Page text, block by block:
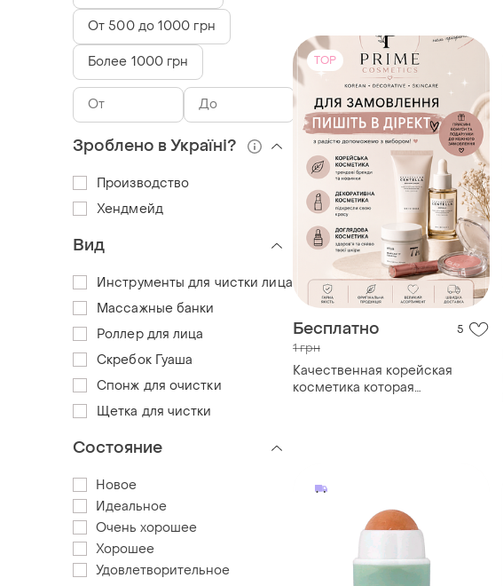
TOP
Бесплатно 5
1 грн
Качественная корейская
косметика которая
От 500 до 1000 грн
Более 1000 грн
Зроблено в Україні?
Производство
Хендмейд
Вид
Инструменты для чистки лица
Массажные банки
Роллер для лица
Скребок Гуаша
Спонж для очистки
Щетка для чистки
Состояние
Новое
Идеальное
Очень хорошее
Хорошее
Удовлетворительное